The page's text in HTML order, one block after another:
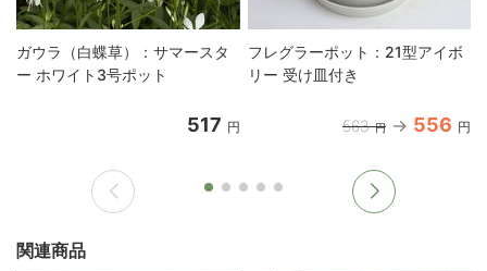
ガウラ（白蝶草）：サマースタ
ー ホワイト3号ポット
517 円
フレグラーポット：21型アイボ
リー 受け皿付き
563 円 556 円
関連商品